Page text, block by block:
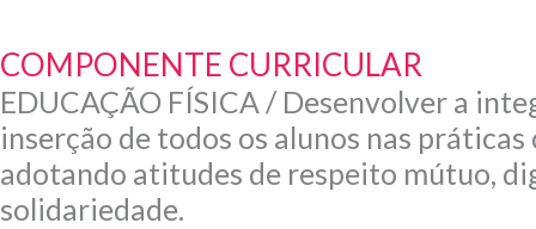
COMPONENTE CURRICULAR
EDUCAÇÃO FÍSICA / Desenvolver a
inserção de todos os alunos nas
adotando atitudes de respeito mútuo,
solidariedade.